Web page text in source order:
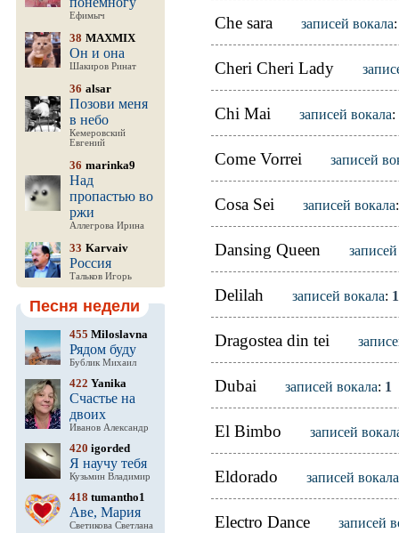
Ефимыч
38 MAXMIX
Он и она
Шакиров Ринат
36 alsar
Позови меня
в небо
Кемеровский
Евгений
36 marinka9
Над
пропастью во
ржи
Аллегрова Ирина
33 Karvaiv
Россия
Тальков Игорь
Песня недели
455 Miloslavna
Рядом буду
Бублик Михаил
422 Yanika
Счастье на
двоих
Иванов Александр
420 igorded
Я научу тебя
Кузьмин Владимир
418 tumantho1
Аве, Мария
Светикова Светлана
Che sara записей вокала
Cheri Cheri Lady
Chi Mai записей вокала:
Come Vorrei записей
Cosa Sei записей вокала
Dansing Queen
Delilah записей вокала: 1
Dragostea din tei
Dubai записей вокала: 1
El Bimbo записей
Eldorado записей вокала
Electro Dance записей